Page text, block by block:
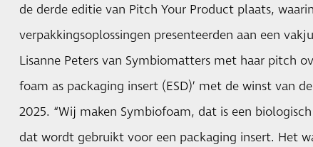
de derde editie van Pitch Your Product plaats,
verpakkingsoplossingen presenteerden aan een
Lisanne Peters van Symbiomatters met haar pitch
foam as packaging insert (ESD)’ met de winst van
2025. “Wij maken Symbiofoam, dat is een
dat wordt gebruikt voor een packaging insert. Het